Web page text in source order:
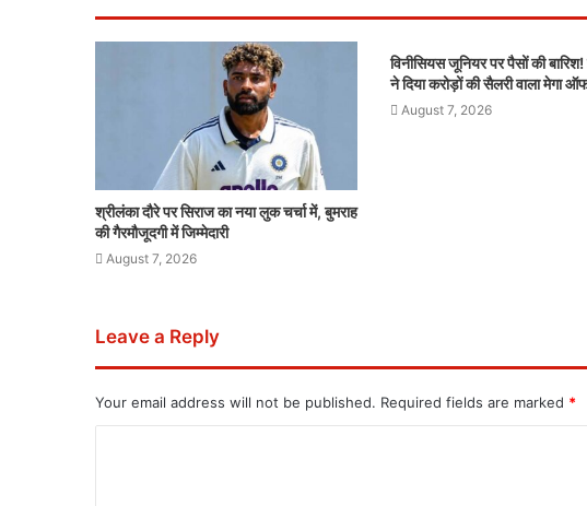
श्रीलंका दौरे पर सिराज का नया लुक चर्चा में, बुमराह
की गैरमौजूदगी में जिम्मेदारी
August 7, 2026
विनीसियस जूनियर पर पैसों की
ने दिया करोड़ों की सैलरी वाला मेगा
August 7, 2026
Leave a Reply
Your email address will not be published. Required fields are marked *